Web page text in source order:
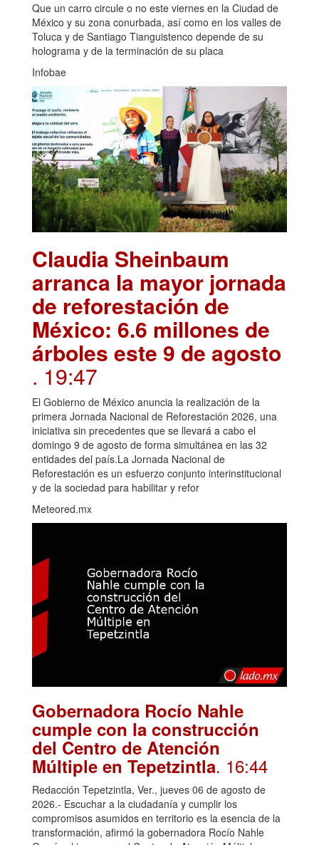
Que un carro circule o no este viernes en la Ciudad de
México y su zona conurbada, así como en los valles de
Toluca y de Santiago Tianguistenco depende de su
holograma y de la terminación de su placa
Infobae
Claudia Sheinbaum
arranca la mayor jornada
de reforestación de
México: 6.6 millones de
árboles este 9 de agosto
. 19:47
El Gobierno de México anuncia la realización de la
primera Jornada Nacional de Reforestación 2026, una
iniciativa sin precedentes que se llevará a cabo el
domingo 9 de agosto de forma simultánea en las 32
entidades del país.La Jornada Nacional de
Reforestación es un esfuerzo conjunto interinstitucional
y de la sociedad para habilitar y refor
Meteored.mx
Gobernadora Rocío Nahle
cumple con la construcción
del Centro de Atención
Múltiple en Tepetzintla. 16:44
Redacción Tepetzintla, Ver., jueves 06 de agosto de
2026.- Escuchar a la ciudadanía y cumplir los
compromisos asumidos en territorio es la esencia de la
transformación, afirmó la gobernadora Rocío Nahle